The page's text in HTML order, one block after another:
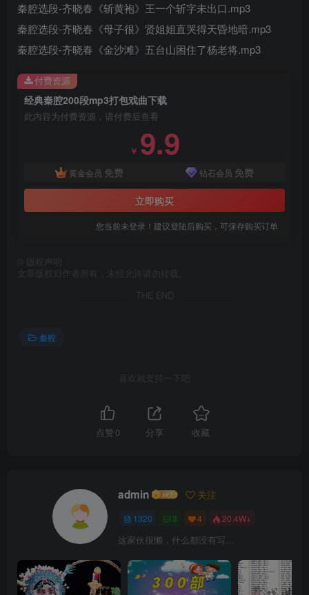
秦腔选段-齐晓春《斩黄袍》王一个斩字未出口.mp3
秦腔选段-齐晓春《母子很》贤姐姐直哭得天昏地暗.mp3
秦腔选段-齐晓春《金沙滩》五台山困住了杨老将.mp3
经典秦腔200段mp3打包戏曲下载
此内容为付费资源，请付费后查看
￥ 9.9
黄金会员 免费 钻石会员 免费
立即购买
您当前未登录！建议登陆后购买，可保存购买订单
付费资源
版权声明
文章版权归作者所有，未经允许请勿转载。
THE END
秦腔
喜欢就支持一下吧
点赞 0 分享 收藏
admin 关注
1320 3 4 20.4W+
这家伙很懒，什么都没有写...